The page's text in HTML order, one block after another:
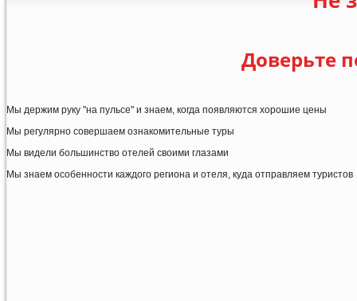
Доверьте
Мы держим руку "на пульсе" и знаем, когда появляются хорошие цены
Мы регулярно совершаем ознакомительные туры
Мы видели большинство отелей своими глазами
Мы знаем особенности каждого региона и отеля, куда отправляем туристов